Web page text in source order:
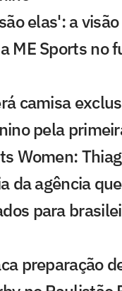
elas': a visão
ME Sports no
camisa
pela
Women:
da agência
para
preparação